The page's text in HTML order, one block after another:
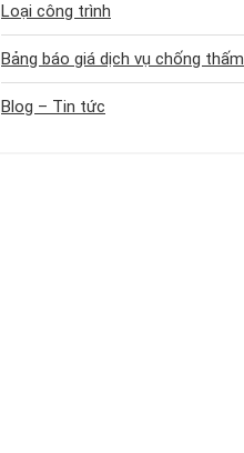
Loại công trình
Bảng báo giá dịch vụ chống thấm
Blog – Tin tức